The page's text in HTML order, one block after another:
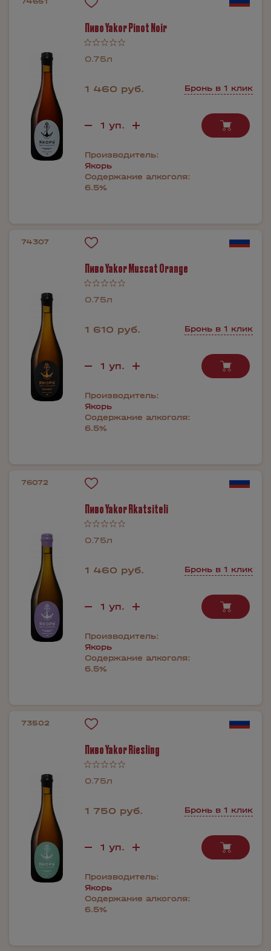
Пиво Yakor Pinot Noir
0.75л
1 460 руб. Бронь в 1 клик
Производитель:
Якорь
Содержание алкоголя:
6.5%
74307
Пиво Yakor Muscat Orange
0.75л
1 610 руб. Бронь в 1 клик
Производитель:
Якорь
Содержание алкоголя:
6.5%
76072
Пиво Yakor Rkatsiteli
0.75л
1 460 руб. Бронь в 1 клик
Производитель:
Якорь
Содержание алкоголя:
6.5%
73502
Пиво Yakor Riesling
0.75л
1 750 руб. Бронь в 1 клик
Производитель:
Якорь
Содержание алкоголя:
6.5%